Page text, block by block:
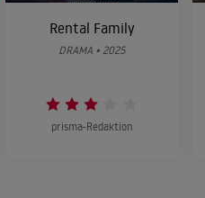
Rental Family
DRAMA • 2025
prisma-Redaktion